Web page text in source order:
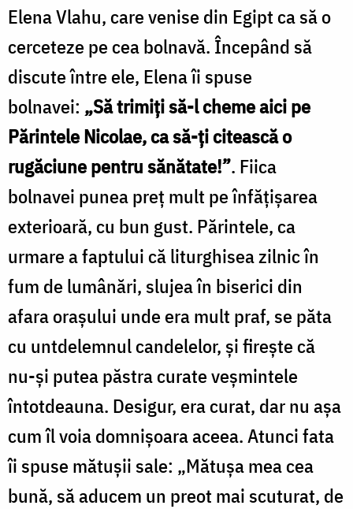
Elena Vlahu, care venise din Egipt ca să o
cerceteze pe cea bolnavă. Începând să
discute între ele, Elena îi spuse
bolnavei: „Să trimiți să-l cheme aici pe
Părintele Nicolae, ca să-ți citească o
rugăciune pentru sănătate!”. Fiica
bolnavei punea preț mult pe înfățișarea
exterioară, cu bun gust. Părintele, ca
urmare a faptului că liturghisea zilnic în
fum de lumânări, slujea în biserici din
afara orașului unde era mult praf, se păta
cu untdelemnul candelelor, și firește că
nu-și putea păstra curate veșmintele
întot­deauna. Desigur, era curat, dar nu așa
cum îl voia domnișoara aceea. Atunci fata
îi spuse mătușii sale: „Mătușa mea cea
bună, să aducem un preot mai scu­turat, de